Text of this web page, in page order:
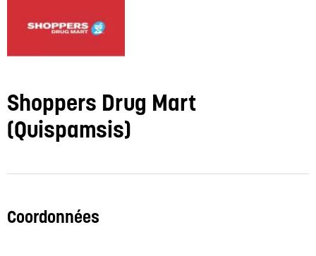
Shoppers Drug Mart
(Quispamsis)
Coordonnées